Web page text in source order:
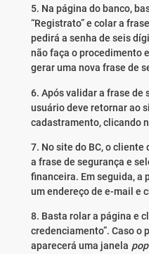
5. Na página do banco,
“Registrato” e colar a
pedirá a senha de seis
não faça o procedimento
gerar uma nova frase de
6. Após validar a frase de
usuário deve retornar ao
cadastramento, clicando
7. No site do BC, o cliente
a frase de segurança e
financeira. Em seguida, a
um endereço de e-mail e
8. Basta rolar a página e
credenciamento”. Caso o
aparecerá uma janela